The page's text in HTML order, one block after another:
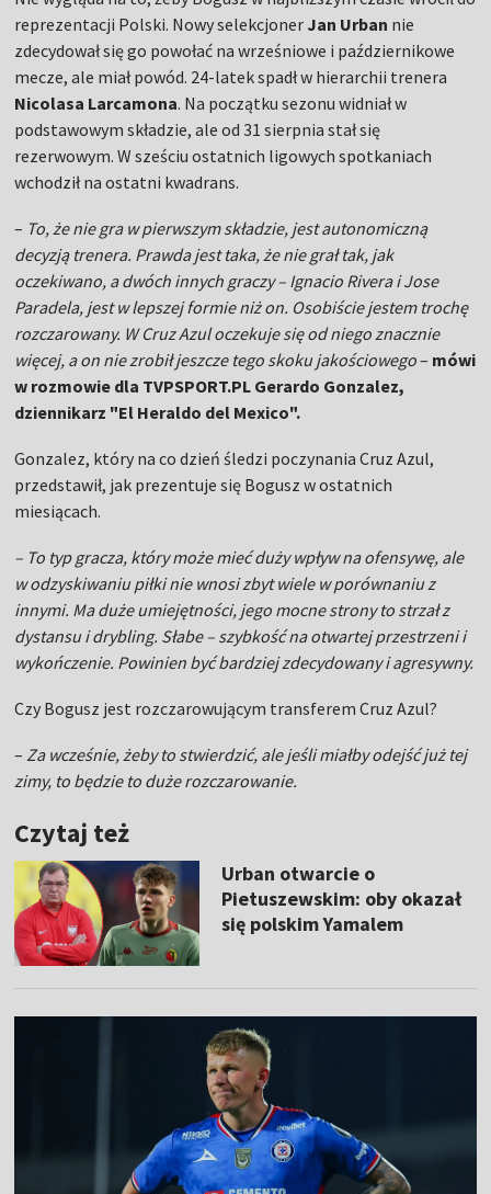
reprezentacji Polski. Nowy selekcjoner Jan Urban nie
zdecydował się go powołać na wrześniowe i październikowe
mecze, ale miał powód. 24-latek spadł w hierarchii trenera
Nicolasa Larcamona. Na początku sezonu widniał w
podstawowym składzie, ale od 31 sierpnia stał się
rezerwowym. W sześciu ostatnich ligowych spotkaniach
wchodził na ostatni kwadrans.
– To, że nie gra w pierwszym składzie, jest autonomiczną
decyzją trenera. Prawda jest taka, że nie grał tak, jak
oczekiwano, a dwóch innych graczy – Ignacio Rivera i Jose
Paradela, jest w lepszej formie niż on. Osobiście jestem trochę
rozczarowany. W Cruz Azul oczekuje się od niego znacznie
więcej, a on nie zrobił jeszcze tego skoku jakościowego– mówi
w rozmowie dla TVPSPORT.PL Gerardo Gonzalez,
dziennikarz "El Heraldo del Mexico".
Gonzalez, który na co dzień śledzi poczynania Cruz Azul,
przedstawił, jak prezentuje się Bogusz w ostatnich
miesiącach.
– To typ gracza, który może mieć duży wpływ na ofensywę, ale
w odzyskiwaniu piłki nie wnosi zbyt wiele w porównaniu z
innymi. Ma duże umiejętności, jego mocne strony to strzał z
dystansu i drybling. Słabe – szybkość na otwartej przestrzeni i
wykończenie. Powinien być bardziej zdecydowany i agresywny.
Czy Bogusz jest rozczarowującym transferem Cruz Azul?
–Za wcześnie, żeby to stwierdzić, ale jeśli miałby odejść już tej
zimy, to będzie to duże rozczarowanie.
Czytaj też
Urban otwarcie o
Pietuszewskim: oby okazał
się polskim Yamalem